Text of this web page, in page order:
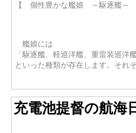
【 個性豊かな艦娘 ～駆逐艦～
艦娘には
「駆逐艦、軽巡洋艦、重雷装巡
といった種類が存在します。それ
充電池提督の航海